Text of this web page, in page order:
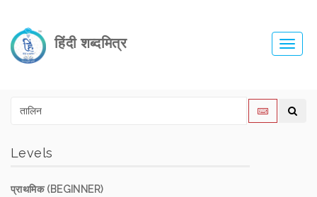
हिंदी शब्दमित्र
Levels
प्राथमिक (BEGINNER)